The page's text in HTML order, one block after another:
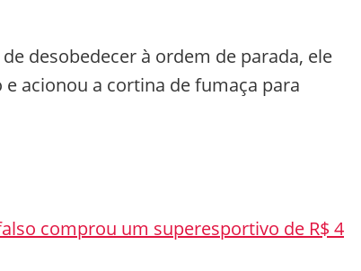
desobedecer à ordem de parada, ele
acionou a cortina de fumaça para
comprou um superesportivo de R$ 4